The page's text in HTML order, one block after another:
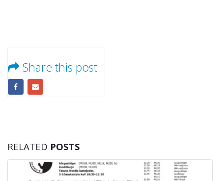
Share this post
RELATED POSTS